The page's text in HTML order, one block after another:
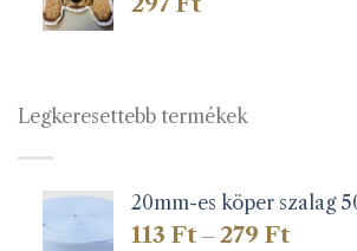
Legkeresettebb termékek
20mm-es köper szalag
113 Ft – 279 Ft